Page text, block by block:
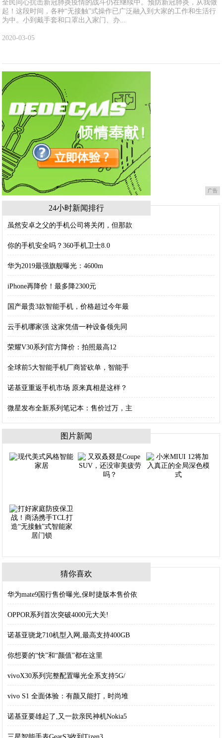
全民同心抗击新冠肺炎疫情的战斗仍在继续中。预防新冠肺炎，从我做
起！这段时间，各种“无接触”式操作已广泛融入到大家的工作和生活行
为中。小到戴手套和口罩出入家门、办...
2020-03-05
广告
24小时新闻排行
虽然安卓之父的手机公司将关闭，但那款
你的手机安全吗？360手机卫士8.0
华为2019最强旗舰曝光：4600m
iPhone再降价！最多降2300元
国产最贵3款智能手机，价格超过今年最
云手机哪家强 这家凭借一种设备领先同
荣耀V30系列官方降价：拍照最高12
全球前5大智能手机厂商皆砍单，智能手
诺基亚重返手机市场 原来真相是这样？
微星发布全新系列笔记本：售价过万，主
图片新闻
猜你喜欢
华为mate9国行售价曝光,保时捷版本售价依
OPPOR系列首次突破4000元大关!
诺基亚骁龙710机型入网,最高支持400GB
你想要的“快”和“颜值”都在这里
vivoX30系列完整配置曝光全系支持5G/
vivo S1 全面体验：有颜又能打，时尚堆
诺基亚要雄起了,又一款亲民神机Nokia5